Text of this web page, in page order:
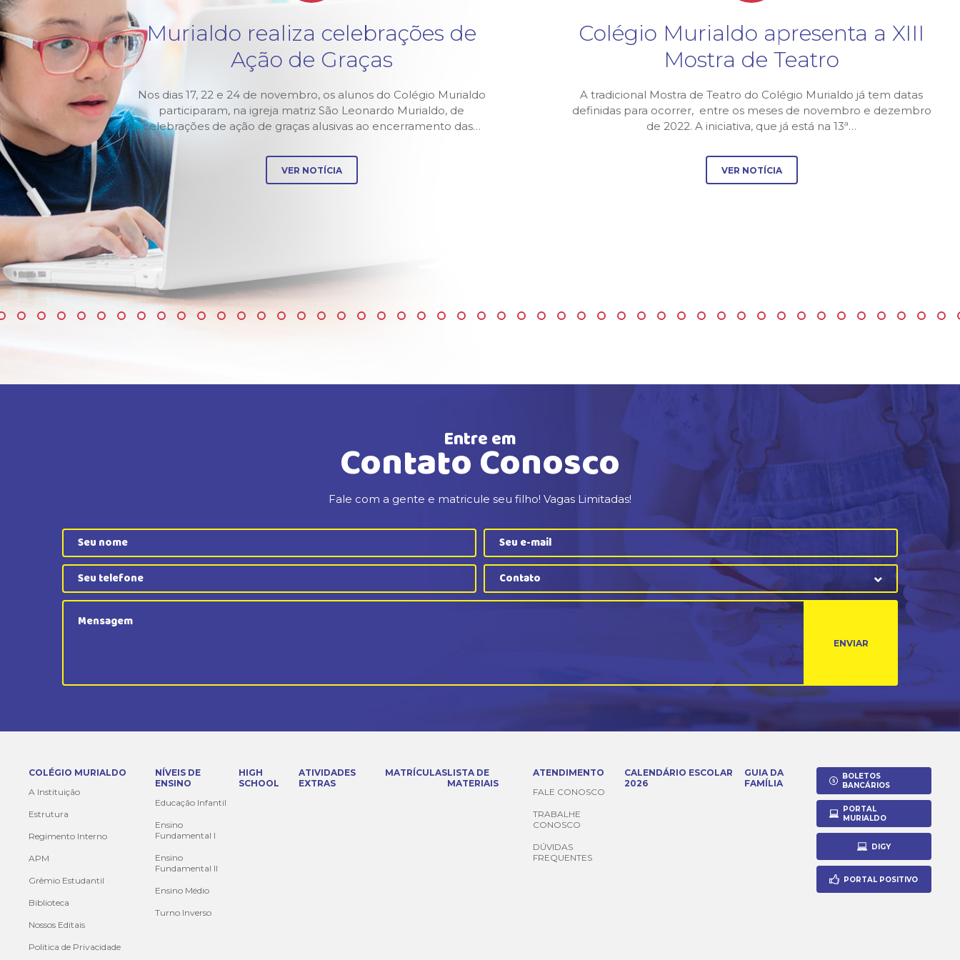
pela
Murialdo realiza celebrações de
Ação de Graças
Nos dias 17, 22 e 24 de novembro, os alunos do Colégio Murialdo
participaram, na igreja matriz São Leonardo Murialdo, de
celebrações de ação de graças alusivas ao encerramento das…
VER NOTÍCIA
Colégio Murialdo apresenta a XIII
Mostra de Teatro
A tradicional Mostra de Teatro do Colégio Murialdo já tem datas
definidas para ocorrer, entre os meses de novembro e dezembro
de 2022. A iniciativa, que já está na 13ª…
VER NOTÍCIA
Entre em
Contato Conosco
Fale com a gente e matricule seu filho! Vagas Limitadas!
Contato
ENVIAR
COLÉGIO MURIALDO
A Instituição
Estrutura
Regimento Interno
APM
Grêmio Estudantil
Biblioteca
Nossos Editais
Politica de Privacidade
NÍVEIS DE
ENSINO
Educação Infantil
Ensino
Fundamental I
Ensino
Fundamental II
Ensino Médio
Turno Inverso
HIGH
SCHOOL
ATIVIDADES
EXTRAS
MATRÍCULASLISTA DE
MATERIAIS
ATENDIMENTO
FALE CONOSCO
TRABALHE
CONOSCO
DÚVIDAS
FREQUENTES
CALENDÁRIO ESCOLAR
2026
GUIA DA
FAMÍLIA
BOLETOS
BANCÁRIOS
PORTAL
MURIALDO
DIGY
PORTAL POSITIVO